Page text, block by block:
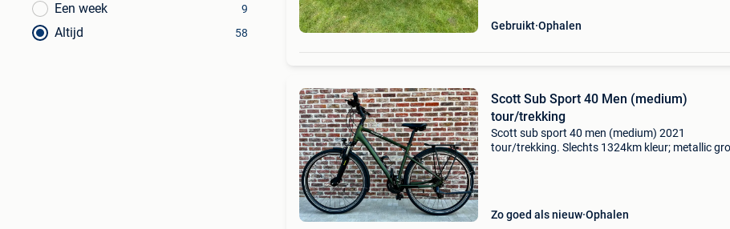
Een week 9
Altijd 58
Gebruikt Ophalen
Scott Sub Sport 40 Men (medium)
tour/trekking
Scott sub sport 40 men (medium) 2021
tour/trekking. Slechts 1324km kleur; metallic
Zo goed als nieuw Ophalen